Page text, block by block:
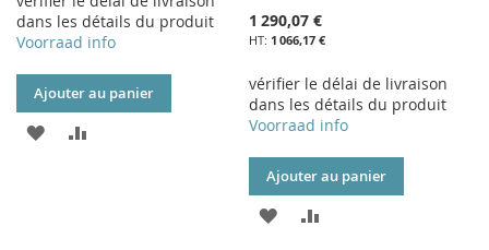
dans les détails du produit
Voorraad info
Ajouter au panier
AJOUTER
1 290,07 €
1 066,17 €
vérifier le délai de livraison
dans les détails du produit
Voorraad info
Ajouter au panier
AJOUTER